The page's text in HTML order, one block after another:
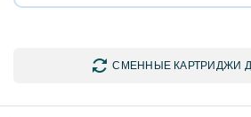
СМЕННЫЕ КАРТРИДЖИ